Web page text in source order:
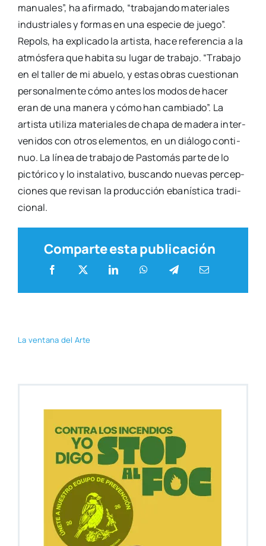
manua­les”, ha afir­ma­do, “tra­ba­jan­do mate­ria­les
indus­tria­les y for­mas en una espe­cie de jue­go”.
Repols, ha expli­ca­do la artis­ta, hace refe­ren­cia a la
atmós­fe­ra que habi­ta su lugar de tra­ba­jo. “Tra­ba­jo
en el taller de mi abue­lo, y estas obras cues­tio­nan
per­so­nal­men­te có­mo antes los modos de hacer
eran de una mane­ra y có­mo han cam­bia­do”. La
artis­ta uti­li­za mate­ria­les de cha­pa de made­ra inter­
ve­ni­dos con otros ele­men­tos, en un diá­lo­go con­ti­
nuo. La lí­nea de tra­ba­jo de Pas­to­más par­te de lo
pic­tó­ri­co y lo ins­ta­la­ti­vo, bus­can­do nue­vas per­cep­
cio­nes que revi­san la pro­duc­ción eba­nís­ti­ca tra­di­
cio­nal.
Comparte esta publicación
La ven­ta­na del Arte